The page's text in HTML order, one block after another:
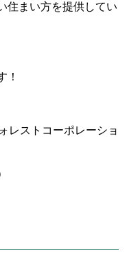
住まい方を提供してい
！
レストコーポレーショ